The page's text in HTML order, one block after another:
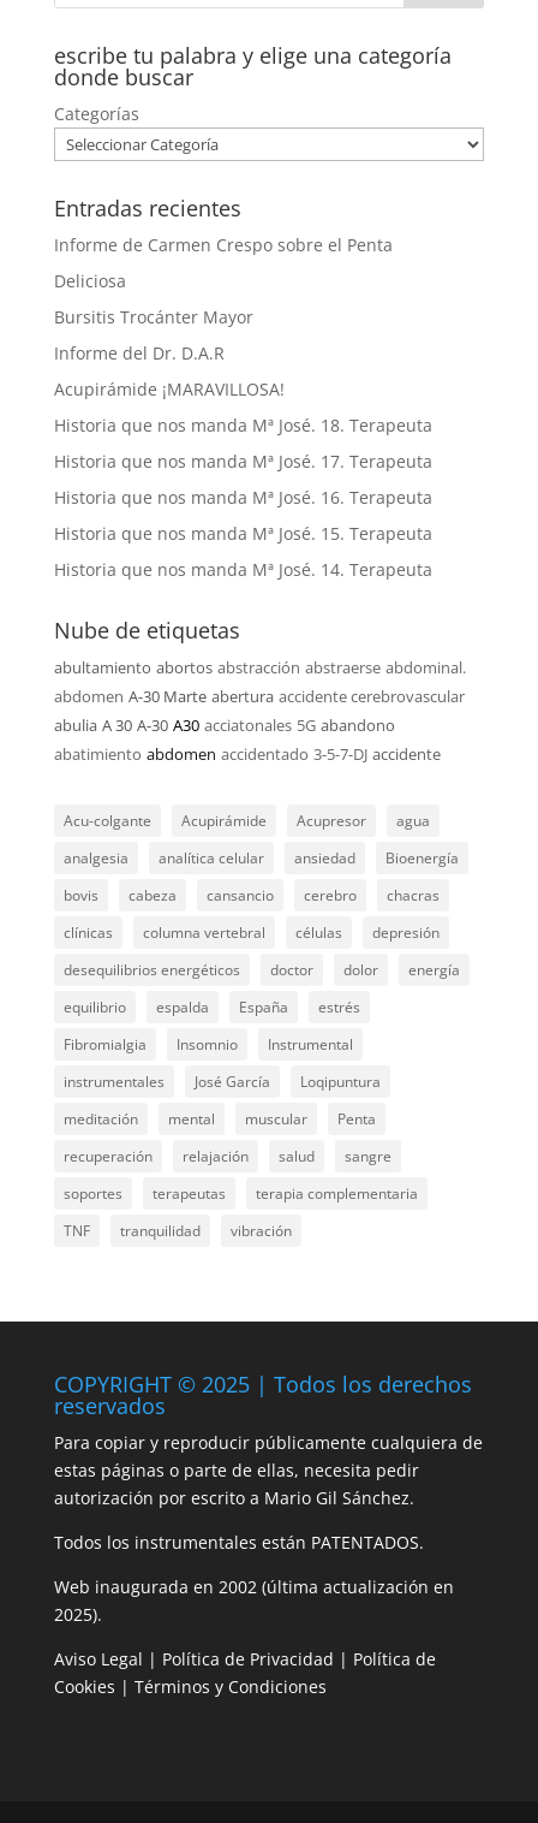
escribe tu palabra y elige una categoría
donde buscar
Categorías
Entradas recientes
Informe de Carmen Crespo sobre el Penta
Deliciosa
Bursitis Trocánter Mayor
Informe del Dr. D.A.R
Acupirámide ¡MARAVILLOSA!
Historia que nos manda Mª José. 18. Terapeuta
Historia que nos manda Mª José. 17. Terapeuta
Historia que nos manda Mª José. 16. Terapeuta
Historia que nos manda Mª José. 15. Terapeuta
Historia que nos manda Mª José. 14. Terapeuta
Nube de etiquetas
abultamiento abortos abstracción abstraerse abdominal.
abdomen A-30 Marte abertura accidente cerebrovascular
abulia A 30 A-30 A30 acciatonales 5G abandono
abatimiento abdomen accidentado 3-5-7-DJ accidente
Acu-colgante Acupirámide Acupresor
agua
analgesia
analítica celular ansiedad
Bioenergía
bovis
cabeza cansancio cerebro
chacras
clínicas
columna vertebral células
depresión
desequilibrios energéticos
doctor dolor
energía
equilibrio
espalda España
estrés
Fibromialgia
Insomnio
Instrumental
instrumentales
José García
Loqipuntura
meditación
mental muscular
Penta
recuperación
relajación salud
sangre
soportes
terapeutas
terapia complementaria
TNF
tranquilidad vibración
COPYRIGHT © 2025 | Todos los derechos
reservados
Para copiar y reproducir públicamente cualquiera de
estas páginas o parte de ellas, necesita pedir
autorización por escrito a Mario Gil Sánchez.
Todos los instrumentales están PATENTADOS.
Web inaugurada en 2002 (última actualización en
2025).
Aviso Legal | Política de Privacidad | Política de
Cookies | Términos y Condiciones